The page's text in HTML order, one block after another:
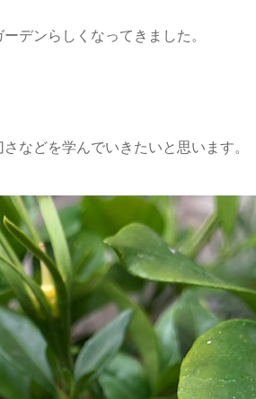
デンらしくなってきました。
などを学んでいきたいと思います。